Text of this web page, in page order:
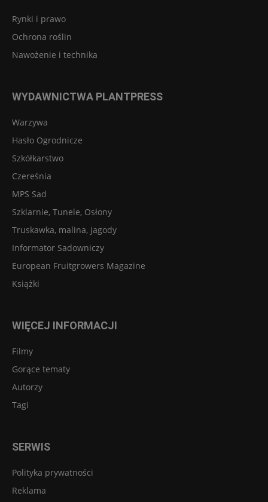
Rynki i prawo
Ochrona roślin
Nawożenie i technika
WYDAWNICTWA PLANTPRESS
Warzywa
Hasło Ogrodnicze
Szkółkarstwo
Czereśnia
MPS Sad
Szklarnie, Tunele, Osłony
Truskawka, malina, jagody
Informator Sadowniczy
European Fruitgrowers Magazine
Książki
WIĘCEJ INFORMACJI
Filmy
Gorące tematy
Autorzy
Tagi
SERWIS
Polityka prywatności
Reklama